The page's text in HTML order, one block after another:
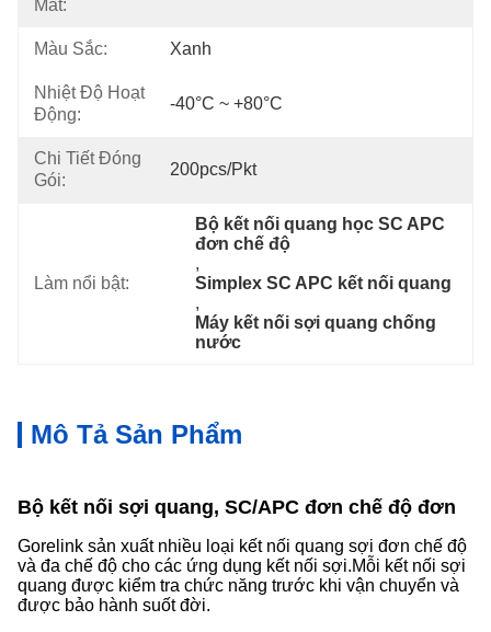
Mát:
Màu Sắc: Xanh
Nhiệt Độ Hoạt
Động:
-40°C ~ +80°C
Chi Tiết Đóng
Gói:
200pcs/pkt
Làm nổi bật:
Bộ kết nối quang học SC APC
đơn chế độ
,
Simplex SC APC kết nối quang
,
Máy kết nối sợi quang chống
nước
Mô Tả Sản Phẩm
Bộ kết nối sợi quang, SC/APC đơn chế độ đơn
Gorelink sản xuất nhiều loại kết nối quang sợi đơn chế độ
và đa chế độ cho các ứng dụng kết nối sợi.Mỗi kết nối sợi
quang được kiểm tra chức năng trước khi vận chuyển và
được bảo hành suốt đời.